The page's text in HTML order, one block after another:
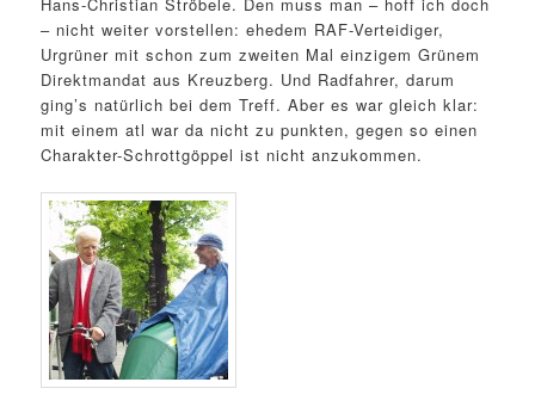
– nicht weiter vorstellen: ehedem RAF-Verteidiger,
Urgrüner mit schon zum zweiten Mal einzigem Grünem
Direktmandat aus Kreuzberg. Und Radfahrer, darum
ging’s natürlich bei dem Treff. Aber es war gleich klar:
mit einem atl war da nicht zu punkten, gegen so einen
Charakter-Schrottgöppel ist nicht anzukommen.